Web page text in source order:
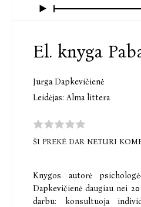
El. knyga
Jurga Dapkevičienė
Leidėjas: Alma littera
ŠI PREKĖ DAR NETURI
Knygos autorė
Dapkevičienė daugiau nei
darbu: konsultuoja